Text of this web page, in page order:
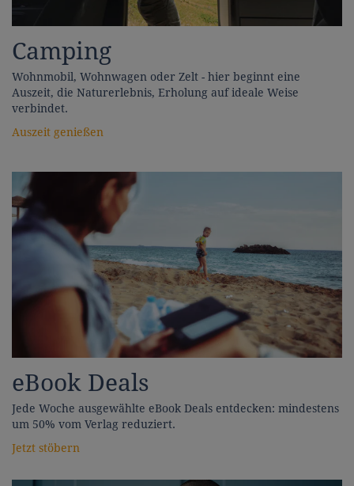
Camping
Wohnmobil, Wohnwagen oder Zelt - hier beginnt eine
Auszeit, die Naturerlebnis, Erholung auf ideale Weise
verbindet.
Auszeit genießen
eBook Deals
Jede Woche ausgewählte eBook Deals entdecken: mindestens
um 50% vom Verlag reduziert.
Jetzt stöbern